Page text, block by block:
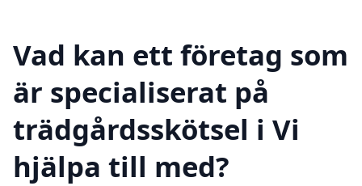
Vad kan ett företag som
är specialiserat på
trädgårdsskötsel i Vi
hjälpa till med?